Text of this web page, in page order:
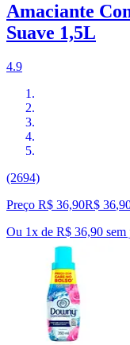
Amaciante
Suave 1,5L
4.9
(2694)
Preço R$ 36,90R$ 36,
Ou 1x de R$ 36,90 sem